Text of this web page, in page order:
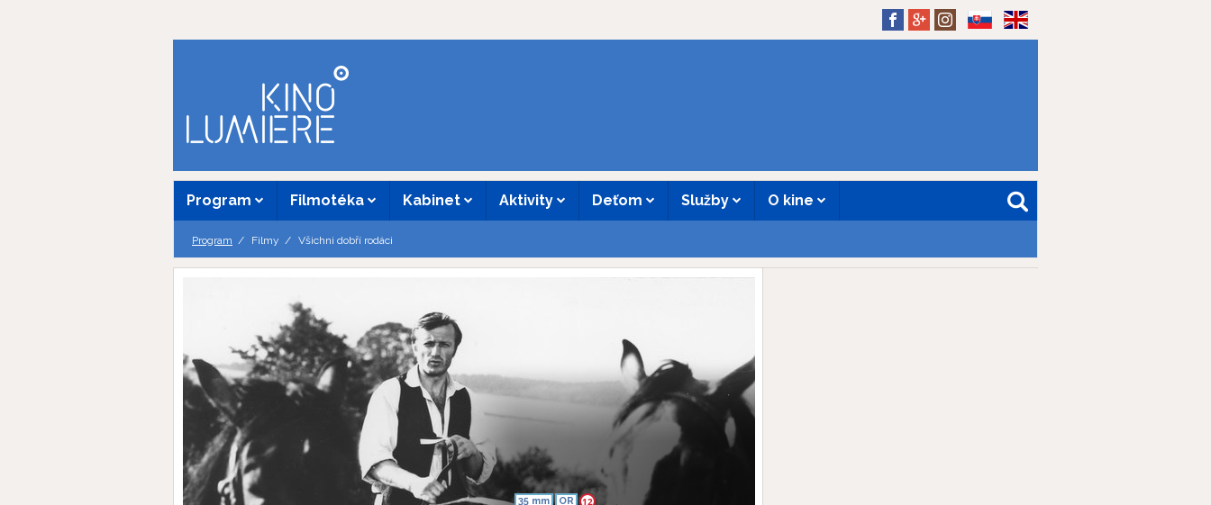
Program Filmotéka Kabinet Aktivity Deťom Služby O kine
Program Filmy Všichni dobří rodáci
35 mm OR 12